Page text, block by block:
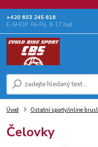
+‭420 603 245 616‬
E-SHOP: Po-Pá, 8-17 hod.
Úvod Ostatní sporty/inline
Čelovky